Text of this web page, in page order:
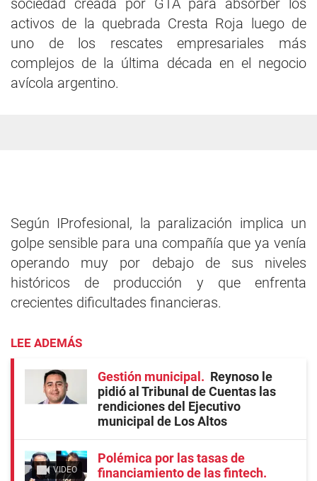
sociedad creada por GTA para absorber los
activos de la quebrada Cresta Roja luego de
uno de los rescates empresariales más
complejos de la última década en el negocio
avícola argentino.
Según IProfesional, la paralización implica un
golpe sensible para una compañía que ya venía
operando muy por debajo de sus niveles
históricos de producción y que enfrenta
crecientes dificultades financieras.
LEE ADEMÁS
Gestión municipal
Reynoso le
pidió al Tribunal de Cuentas las
rendiciones del Ejecutivo
municipal de Los Altos
VIDEO
Polémica por las tasas de
financiamiento de las fintech